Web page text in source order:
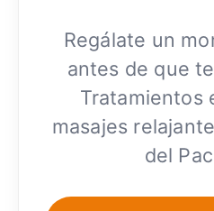
Regálate un
antes de que
Tratamientos
masajes
del